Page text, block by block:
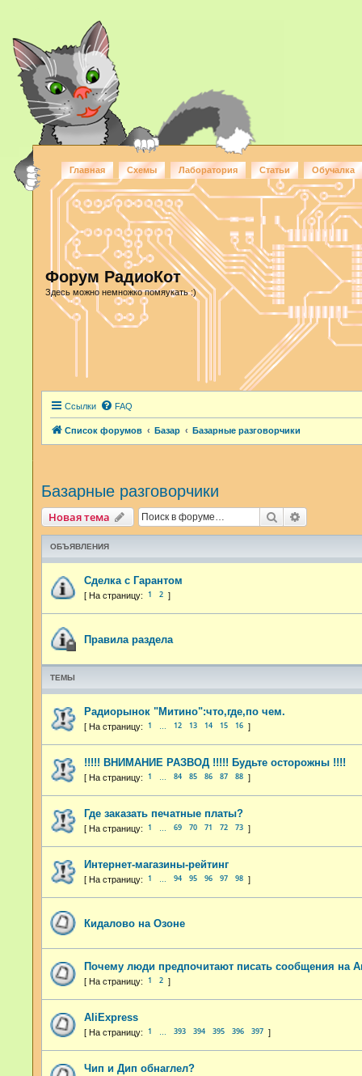
Главная Схемы Лаборатория Статьи Обучалка
Форум РадиоКот
Здесь можно немножко помяукать :)
Ссылки FAQ
Список форумов Базар Базарные разговорчики
Базарные разговорчики
Новая тема Поиск
ОБЪЯВЛЕНИЯ
Сделка с Гарантом
1 2
Правила раздела
ТЕМЫ
Радиорынок "Митино":что,где,по чем.
1 12 13 14 15 16
!!!!! ВНИМАНИЕ РАЗВОД !!!!! Будьте осторожны !!!!
1 84 85 86 87 88
Где заказать печатные платы?
1 69 70 71 72 73
Интернет-магазины-рейтинг
1 94 95 96 97 98
Кидалово на Озоне
Почему люди предпочитают писать сообщения на
1 2
AliExpress
1 393 394 395 396 397
Чип и Дип обнаглел?